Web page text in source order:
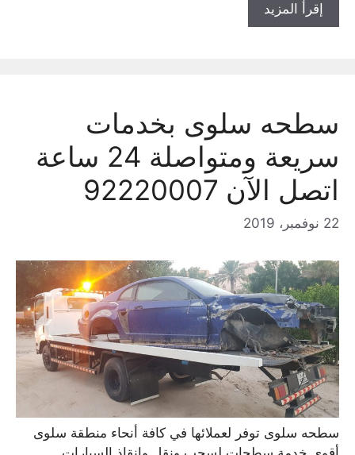
إقرأ المزيد
سطحه سلوى بخدمات
سريعة ومتواصلة 24 ساعة
اتصل الآن 92220007
سطحه سلوى توفر لعملائها في كافة أنحاء منطقة سلوى